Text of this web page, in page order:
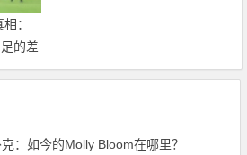
：
的差
：如今的Molly Bloom在哪里？